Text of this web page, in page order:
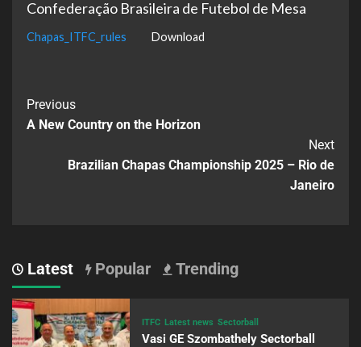
Confederação Brasileira de Futebol de Mesa
Chapas_ITFC_rules Download
Previous
A New Country on the Horizon
Next
Brazilian Chapas Championship 2025 – Rio de
Janeiro
Latest Popular Trending
ITFC Latest news Sectorball
Vasi GE Szombathely Sectorball